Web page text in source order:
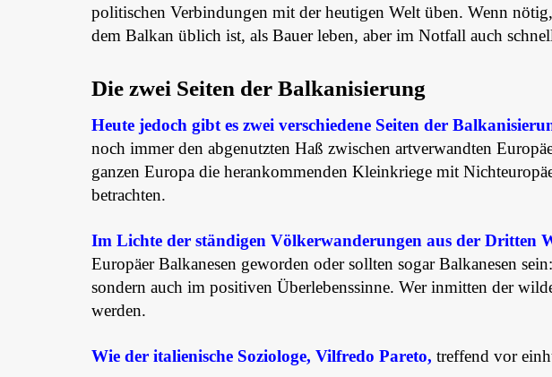
politischen Verbindungen mit der heutigen Welt üben. Wenn
dem Balkan üblich ist, als Bauer leben, aber im Notfall auch
Die zwei Seiten der Balkanisierung
Heute jedoch gibt es zwei verschiedene Seiten der
noch immer den abgenutzten Haß zwischen artverwandten
ganzen Europa die herankommenden Kleinkriege mit
betrachten.
Im Lichte der ständigen Völkerwanderungen aus der Dritten
Europäer Balkanesen geworden oder sollten sogar Balkanesen
sondern auch im positiven Überlebenssinne. Wer inmitten der
werden.
Wie der italienische Soziologe, Vilfredo Pareto, treffend vor